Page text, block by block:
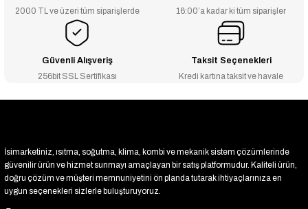
2000 TL ve üzeri tüm siparişlerde 16:00’a kadar ki tüm siparişler
Güvenli Alışveriş
256bit SSL Sertifikası
Taksit Seçenekleri
Kredi kartına taksit ve havale
İsimarketiniz, ısıtma, soğutma, klima, kombi ve mekanik sistem çözümlerinde
güvenilir ürün ve hizmet sunmayı amaçlayan bir satış platformudur. Kaliteli ürün,
doğru çözüm ve müşteri memnuniyetini ön planda tutarak ihtiyaçlarınıza en
uygun seçenekleri sizlerle buluşturuyoruz.